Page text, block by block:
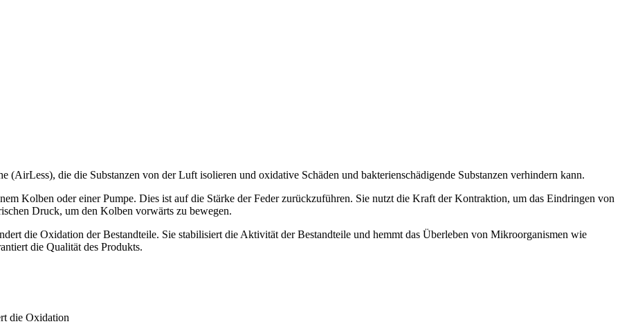
(AirLess), die die Substanzen von der Luft isolieren und oxidative Schäden und bakterienschädigende Substanzen verhindern kann.
Kolben oder einer Pumpe. Dies ist auf die Stärke der Feder zurückzuführen. Sie nutzt die Kraft der Kontraktion, um das Eindringen von
Druck, um den Kolben vorwärts zu bewegen.
die Oxidation der Bestandteile. Sie stabilisiert die Aktivität der Bestandteile und hemmt das Überleben von Mikroorganismen wie
die Qualität des Produkts.
die Oxidation